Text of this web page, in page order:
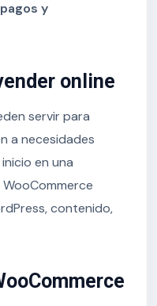
y
online
servir para
a necesidades
en una
contenido,